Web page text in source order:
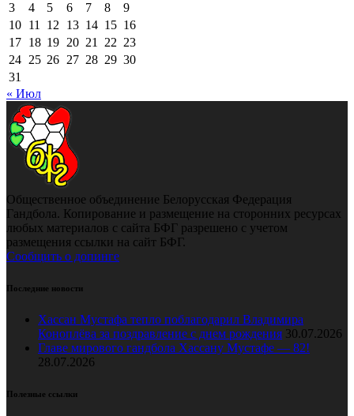
3
4 5 6 7 8
9
10 11 12 13 14 15 16
17 18 19 20 21 22 23
24 25 26 27 28 29 30
31
« Июл
Общественное объединение Белорусская Федерация
Гандбола. Копирование и размещение на сторонних ресурсах
любых материалов с сайта БФГ разрешено с учетом
размещения ссылки на сайт БФГ.
Сообщить о допинге
Последние новости
Хассан Мустафа тепло поблагодарил Владимира
Коноплёва за поздравление с днем рождения 30.07.2026
Главе мирового гандбола Хассану Мустафе — 82!
28.07.2026
Полезные ссылки